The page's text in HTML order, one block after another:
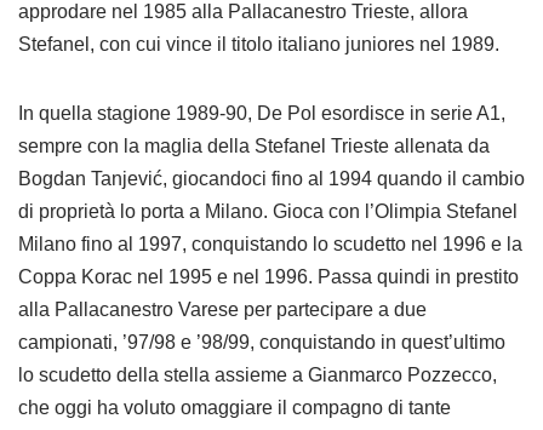
approdare nel 1985 alla Pallacanestro Trieste, allora
Stefanel, con cui vince il titolo italiano juniores nel 1989.
In quella stagione 1989-90, De Pol esordisce in serie A1,
sempre con la maglia della Stefanel Trieste allenata da
Bogdan Tanjević, giocandoci fino al 1994 quando il cambio
di proprietà lo porta a Milano. Gioca con l’Olimpia Stefanel
Milano fino al 1997, conquistando lo scudetto nel 1996 e la
Coppa Korac nel 1995 e nel 1996. Passa quindi in prestito
alla Pallacanestro Varese per partecipare a due
campionati, ’97/98 e ’98/99, conquistando in quest’ultimo
lo scudetto della stella assieme a Gianmarco Pozzecco,
che oggi ha voluto omaggiare il compagno di tante